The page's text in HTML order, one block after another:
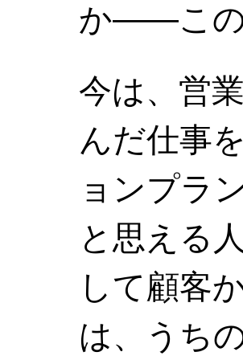
か——この
今は、営
んだ仕事
ョンプラ
と思える
して顧客
は、うち